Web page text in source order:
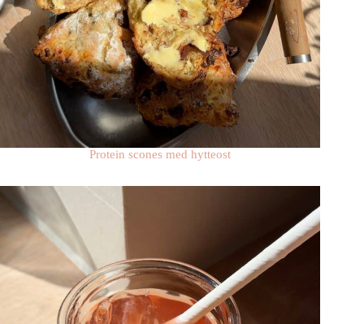
Protein scones med hytteost